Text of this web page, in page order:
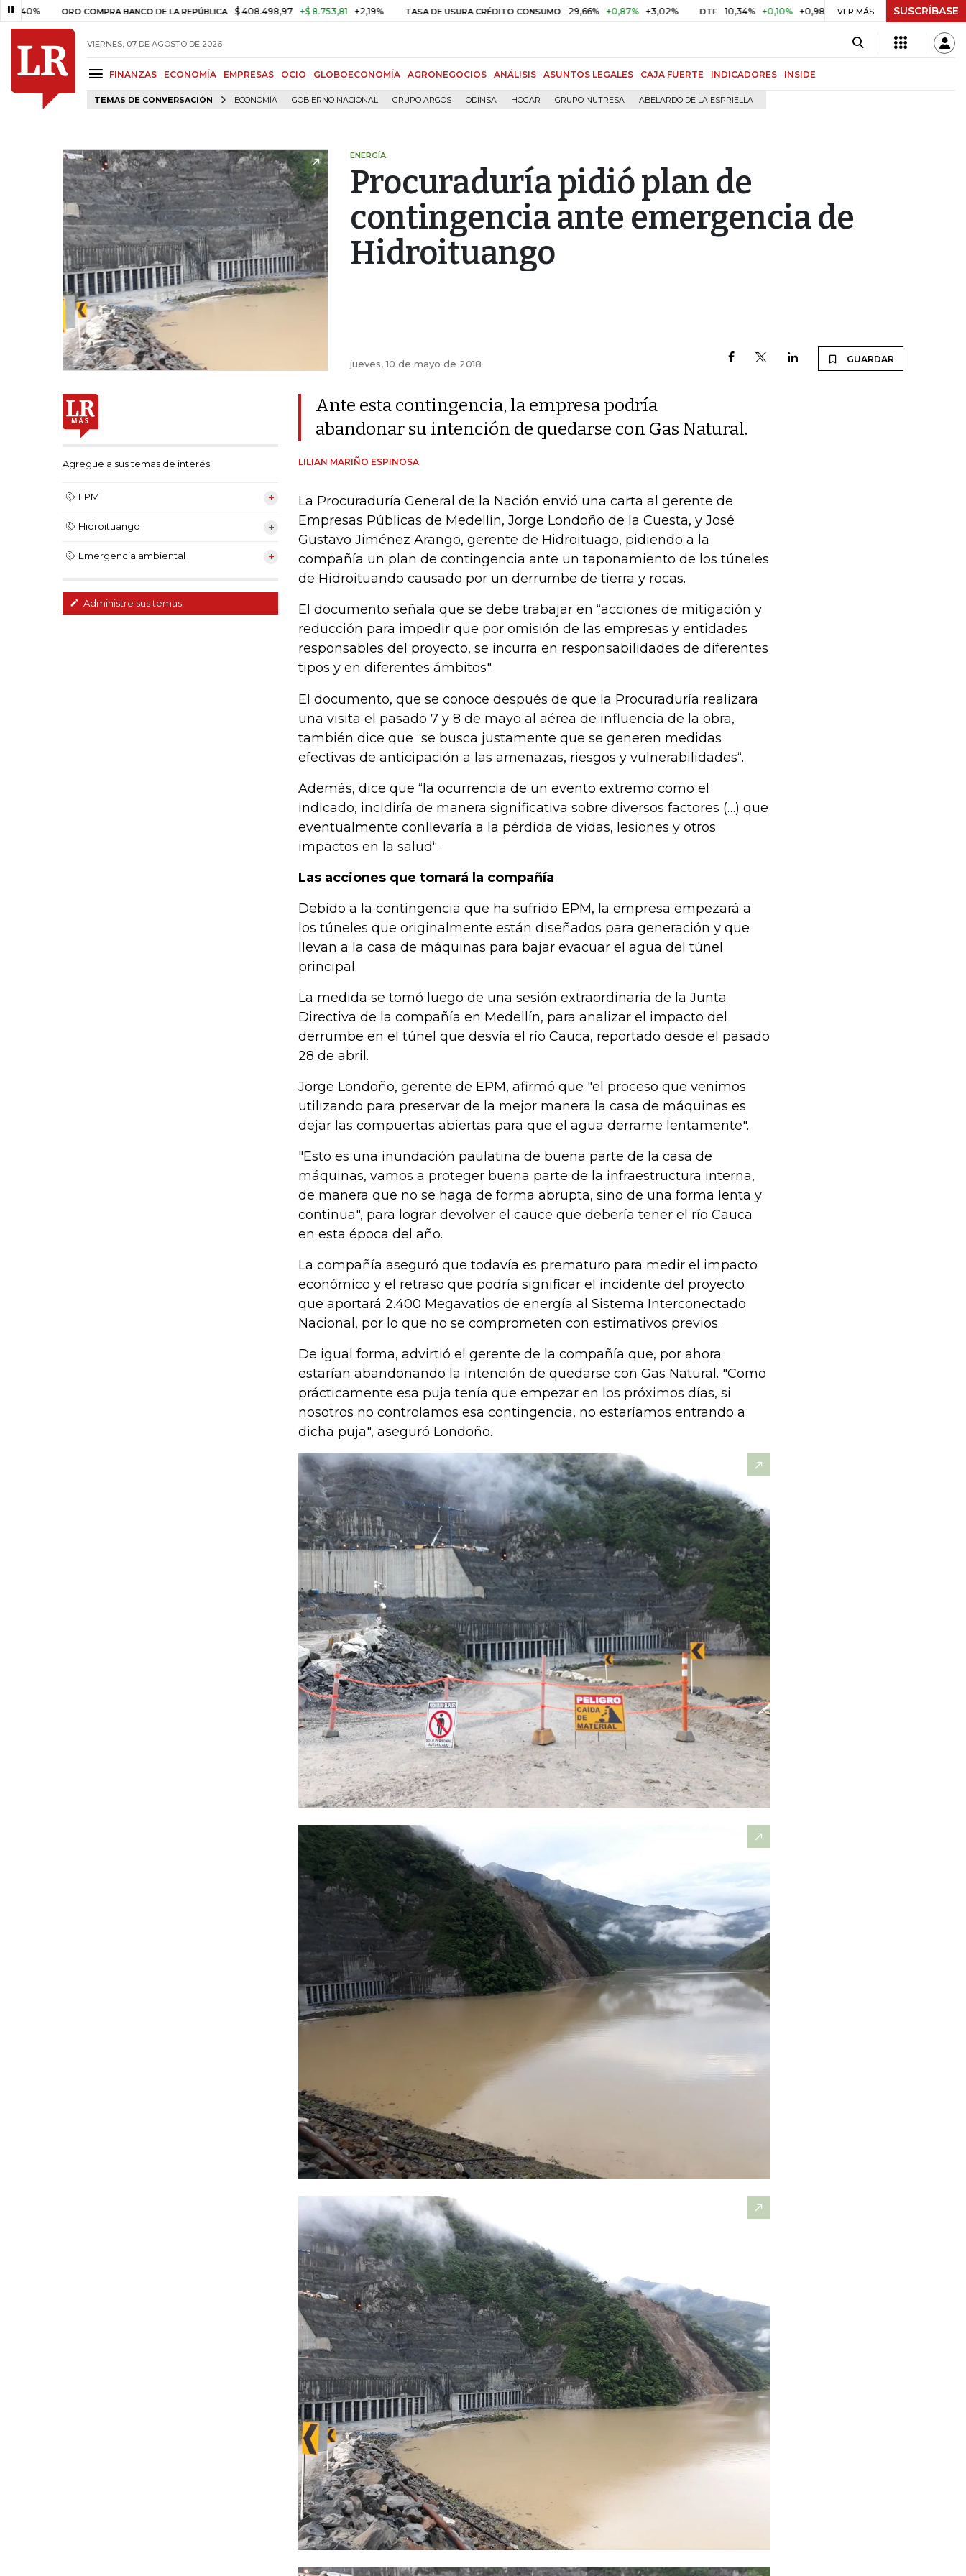
COMPRA BANCO DE LA REPÚBLICA $ 408.498,97 +$ 8.753,81 +2,19% TASA DE USURA CRÉDITO CONSUMO 29,66% +0,87% +3,02% DTF 10,34% +0,10% +0,98% UVR $ 416,91 +$ 0,05 +0,01%
VER MÁS SUSCRÍBASE
VIERNES, 07 DE AGOSTO DE 2026
FINANZAS ECONOMÍA EMPRESAS OCIO GLOBOECONOMÍA AGRONEGOCIOS ANÁLISIS ASUNTOS LEGALES CAJA FUERTE INDICADORES INSIDE
TEMAS DE CONVERSACIÓN ECONOMÍA GOBIERNO NACIONAL GRUPO ARGOS ODINSA HOGAR GRUPO NUTRESA ABELARDO DE LA ESPRIELLA
ENERGÍA
Procuraduría pidió plan de
contingencia ante emergencia de
Hidroituango
jueves, 10 de mayo de 2018 GUARDAR
Agregue a sus temas de interés
EPM
Hidroituango
Emergencia ambiental
Administre sus temas
Ante esta contingencia, la empresa podría
abandonar su intención de quedarse con Gas Natural.
LILIAN MARIÑO ESPINOSA
La Procuraduría General de la Nación envió una carta al gerente de
Empresas Públicas de Medellín, Jorge Londoño de la Cuesta, y José
Gustavo Jiménez Arango, gerente de Hidroituago, pidiendo a la
compañía un plan de contingencia ante un taponamiento de los túneles
de Hidroituando causado por un derrumbe de tierra y rocas.
El documento señala que se debe trabajar en “acciones de mitigación y
reducción para impedir que por omisión de las empresas y entidades
responsables del proyecto, se incurra en responsabilidades de diferentes
tipos y en diferentes ámbitos".
El documento, que se conoce después de que la Procuraduría realizara
una visita el pasado 7 y 8 de mayo al aérea de influencia de la obra,
también dice que “se busca justamente que se generen medidas
efectivas de anticipación a las amenazas, riesgos y vulnerabilidades“.
Además, dice que “la ocurrencia de un evento extremo como el
indicado, incidiría de manera significativa sobre diversos factores (…) que
eventualmente conllevaría a la pérdida de vidas, lesiones y otros
impactos en la salud“.
Las acciones que tomará la compañía
Debido a la contingencia que ha sufrido EPM, la empresa empezará a
los túneles que originalmente están diseñados para generación y que
llevan a la casa de máquinas para bajar evacuar el agua del túnel
principal.
La medida se tomó luego de una sesión extraordinaria de la Junta
Directiva de la compañía en Medellín, para analizar el impacto del
derrumbe en el túnel que desvía el río Cauca, reportado desde el pasado
28 de abril.
Jorge Londoño, gerente de EPM, afirmó que "el proceso que venimos
utilizando para preservar de la mejor manera la casa de máquinas es
dejar las compuertas abiertas para que el agua derrame lentamente".
"Esto es una inundación paulatina de buena parte de la casa de
máquinas, vamos a proteger buena parte de la infraestructura interna,
de manera que no se haga de forma abrupta, sino de una forma lenta y
continua", para lograr devolver el cauce que debería tener el río Cauca
en esta época del año.
La compañía aseguró que todavía es prematuro para medir el impacto
económico y el retraso que podría significar el incidente del proyecto
que aportará 2.400 Megavatios de energía al Sistema Interconectado
Nacional, por lo que no se comprometen con estimativos previos.
De igual forma, advirtió el gerente de la compañía que, por ahora
estarían abandonando la intención de quedarse con Gas Natural. "Como
prácticamente esa puja tenía que empezar en los próximos días, si
nosotros no controlamos esa contingencia, no estaríamos entrando a
dicha puja", aseguró Londoño.